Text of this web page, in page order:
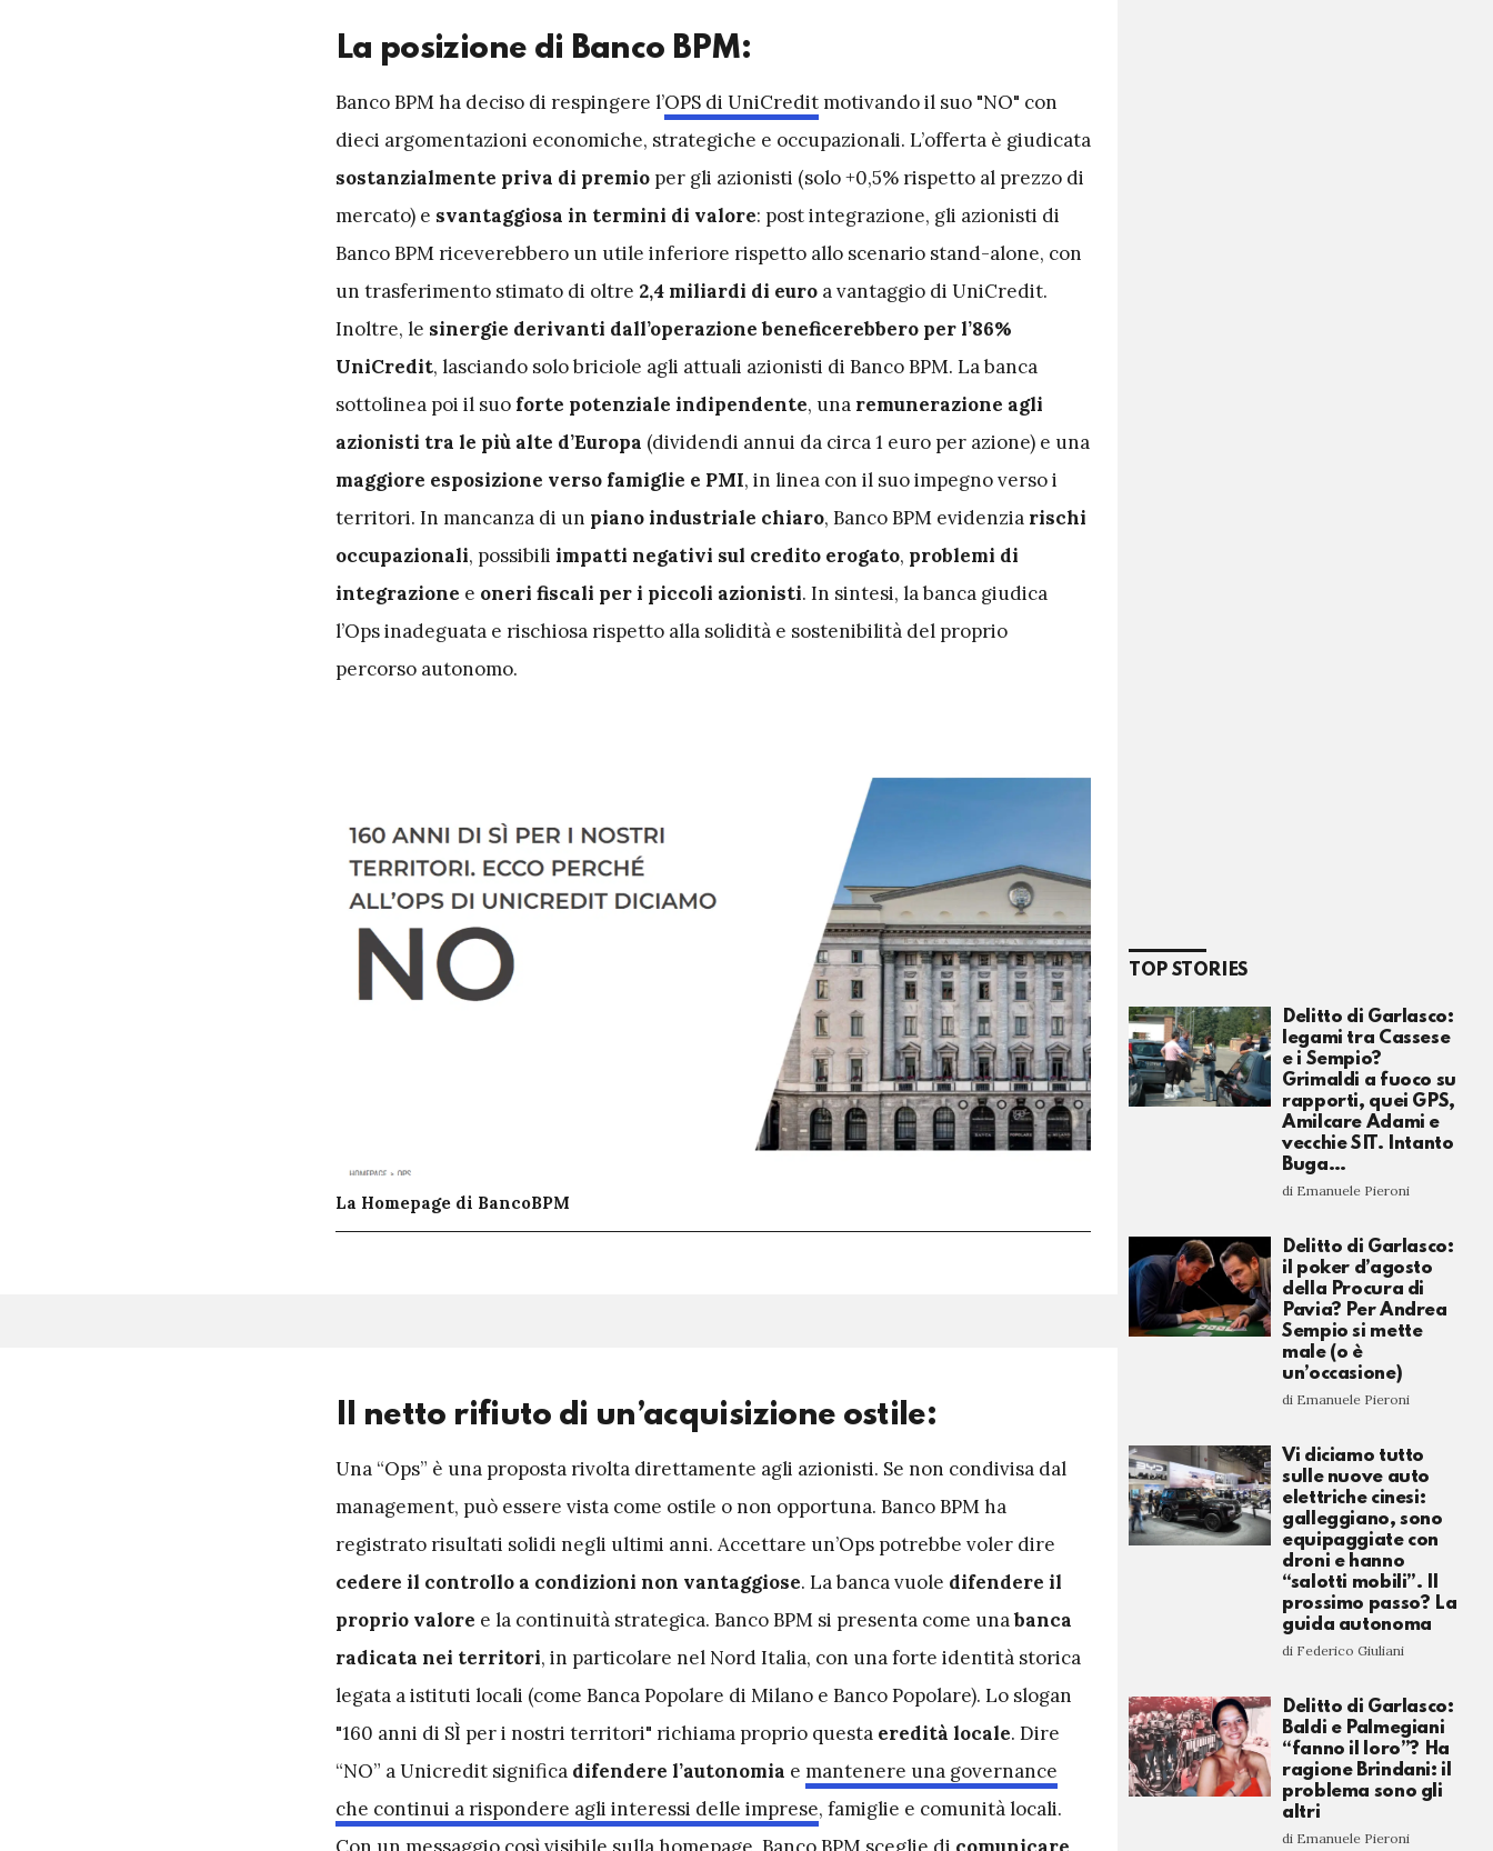
La posizione di Banco BPM:
Banco BPM ha deciso di respingere l’OPS di UniCreditmotivando il suo "NO" con
dieci argomentazioni economiche, strategiche e occupazionali. L’offerta è giudicata
sostanzialmente priva di premio per gli azionisti (solo +0,5% rispetto al prezzo di
mercato) e svantaggiosa in termini di valore: post integrazione, gli azionisti di
Banco BPM riceverebbero un utile inferiore rispetto allo scenario stand-alone, con
un trasferimento stimato di oltre 2,4 miliardi di euro a vantaggio di UniCredit.
Inoltre, le sinergie derivanti dall’operazione beneficerebbero per l’86%
UniCredit, lasciando solo briciole agli attuali azionisti di Banco BPM. La banca
sottolinea poi il suo forte potenziale indipendente, una remunerazione agli
azionisti tra le più alte d’Europa (dividendi annui da circa 1 euro per azione) e una
maggiore esposizione verso famiglie e PMI, in linea con il suo impegno verso i
territori. In mancanza di un piano industriale chiaro, Banco BPM evidenzia rischi
occupazionali, possibili impatti negativi sul credito erogato, problemi di
integrazione e oneri fiscali per i piccoli azionisti. In sintesi, la banca giudica
l’Ops inadeguata e rischiosa rispetto alla solidità e sostenibilità del proprio
percorso autonomo.
La Homepage di BancoBPM
Il netto rifiuto di un’acquisizione ostile:
Una “Ops” è una proposta rivolta direttamente agli azionisti. Se non condivisa dal
management, può essere vista come ostile o non opportuna. Banco BPM ha
registrato risultati solidi negli ultimi anni. Accettare un’Ops potrebbe voler dire
cedere il controllo a condizioni non vantaggiose. La banca vuole difendere il
proprio valore e la continuità strategica. Banco BPM si presenta come unabanca
radicata nei territori, in particolare nel Nord Italia, con una forte identità storica
legata a istituti locali (come Banca Popolare di Milano e Banco Popolare). Lo slogan
"160 anni di SÌ per i nostri territori" richiama proprio questa eredità locale. Dire
“NO” a Unicredit significa difendere l’autonomia e mantenere una governance
che continui a rispondere agli interessi delle imprese, famiglie e comunità locali.
TOP STORIES
Delitto di Garlasco:
legami tra Cassese
e i Sempio?
Grimaldi a fuoco su
rapporti, quei GPS,
Amilcare Adami e
vecchie SIT. Intanto
Buga…
di Emanuele Pieroni
Delitto di Garlasco:
il poker d’agosto
della Procura di
Pavia? Per Andrea
Sempio si mette
male (o è
un’occasione)
di Emanuele Pieroni
Vi diciamo tutto
sulle nuove auto
elettriche cinesi:
galleggiano, sono
equipaggiate con
droni e hanno
“salotti mobili”. Il
prossimo passo? La
guida autonoma
di Federico Giuliani
Delitto di Garlasco:
Baldi e Palmegiani
“fanno il loro”? Ha
ragione Brindani: il
problema sono gli
altri
di Emanuele Pieroni